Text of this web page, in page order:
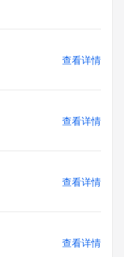
查看详情
查看详情
查看详情
查看详情